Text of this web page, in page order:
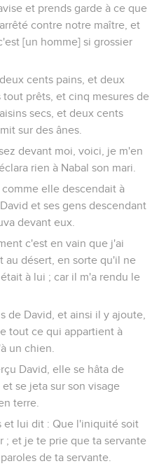
et prends garde à ce que
contre notre maître, et
[un homme] si grossier
cents pains, et deux
prêts, et cinq mesures de
secs, et deux cents
sur des ânes.
devant moi, voici, je m'en
rien à Nabal son mari.
elle descendait à
et ses gens descendant
devant eux.
c'est en vain que j'ai
au désert, en sorte qu'il ne
à lui ; car il m'a rendu le
de David, et ainsi il y ajoute,
tout ce qui appartient à
un chien.
David, elle se hâta de
se jeta sur son visage
terre.
et lui dit : Que l'iniquité soit
; et je te prie que ta servante
de ta servante.